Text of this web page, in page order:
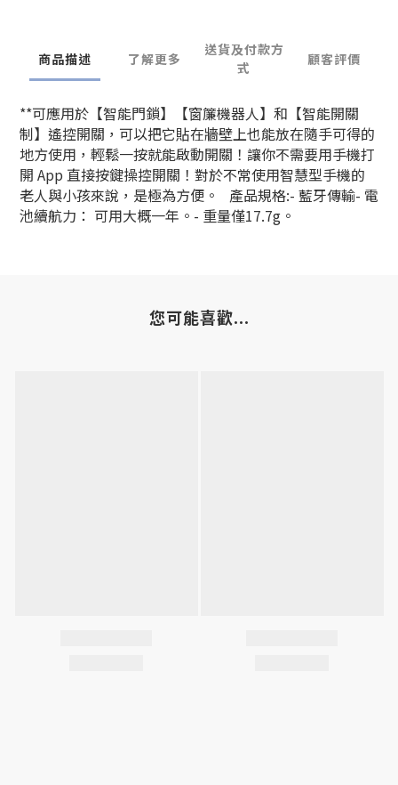
商品描述 了解更多
送貨及付款方
式
顧客評價
**可應用於【智能門鎖】【窗簾機器人】和【智能開關
制】遙控開關，可以把它貼在牆壁上也能放在隨手可得的
地方使用 ，輕鬆一按就能啟動開關！讓你不需要用手機打
開 App 直接按鍵操控開關！對於不常使用智慧型手機的
老人與小孩來說，是極為方便。 產品規格:- 藍牙傳輸- 電
池續航力： 可用大概一年。- 重量僅17.7g。
您可能喜歡...